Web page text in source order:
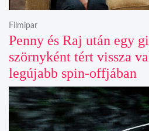
Penny és Raj után egy
szörnyként tért vissza
legújabb spin-offjában
Filmipar